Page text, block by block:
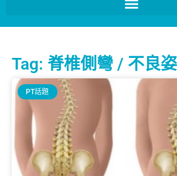
Tag: 脊椎側彎 / 不良
PT話題